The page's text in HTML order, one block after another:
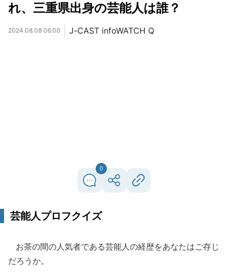
れ、三重県出身の芸能人は誰？
2024.08.08 06:00 J-CAST infoWATCH Q
0
芸能人プロフクイズ
お茶の間の人気者である芸能人の経歴をあなたはご存じ
だろうか。